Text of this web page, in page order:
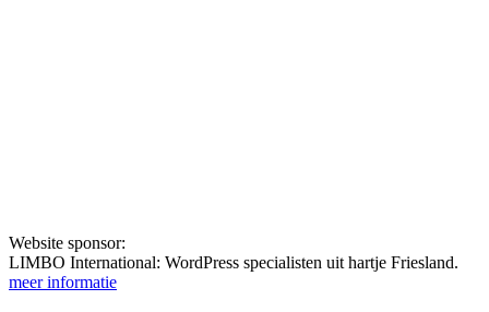
Website sponsor:
LIMBO International: WordPress specialisten uit hartje Friesland.
meer informatie